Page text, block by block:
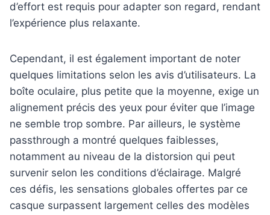
d’effort est requis pour adapter son regard, rendant
l’expérience plus relaxante.
Cependant, il est également important de noter
quelques limitations selon les avis d’utilisateurs. La
boîte oculaire, plus petite que la moyenne, exige un
alignement précis des yeux pour éviter que l’image
ne semble trop sombre. Par ailleurs, le système
passthrough a montré quelques faiblesses,
notamment au niveau de la distorsion qui peut
survenir selon les conditions d’éclairage. Malgré
ces défis, les sensations globales offertes par ce
casque surpassent largement celles des modèles